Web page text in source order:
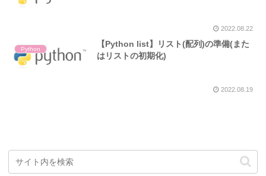
2022.08.22
Python
【Python list】リスト(配列)の準備(また
はリストの初期化)
2022.08.19